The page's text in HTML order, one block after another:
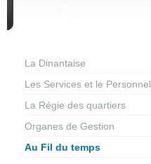
La Dinantaise
Les Services et le Personnel
La Régie des quartiers
Organes de Gestion
Au Fil du temps